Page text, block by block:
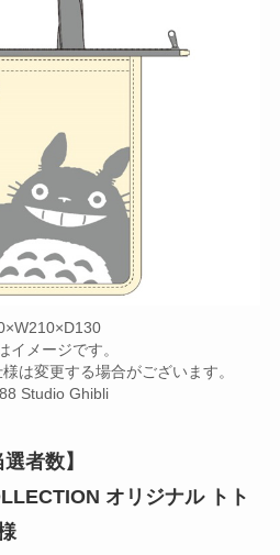
イメージです。
は変更する場合がございます。
Studio Ghibli
者数】
オリジナル トト